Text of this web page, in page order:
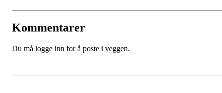
Kommentarer
Du må logge inn for å poste i veggen.